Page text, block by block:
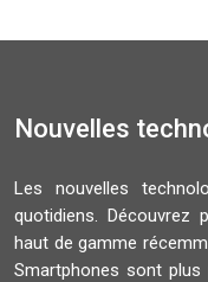
Nouvelles
Les nouvelles
quotidiens. Découvrez
haut de gamme
Smartphones sont